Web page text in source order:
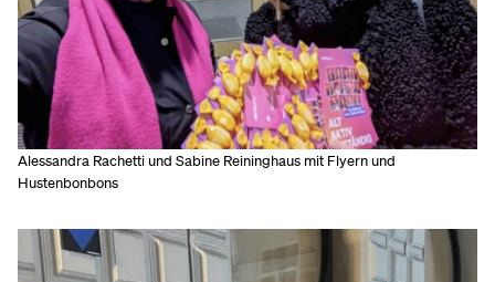
Alessandra Rachetti und Sabine Reininghaus mit Flyern und
Hustenbonbons